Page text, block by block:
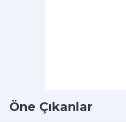
Öne Çıkanlar